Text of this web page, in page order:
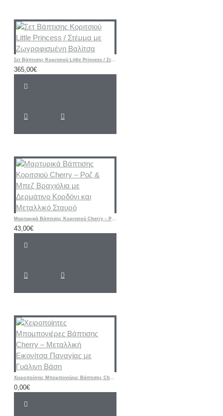
Σετ Βάπτισης Κοριτσιού Little Princess / Στέμμα με Ζωγραφισμένη Βαλίτσα
365,00€
Μαρτυρικά Βάπτισης Κοριτσιού Cherry – Ροζ & Μπεζ Βραχιόλια με Δερμάτινο Κορδόνι και Μεταλλικό Σταυρό
43,00€
Χειροποίητες Μπομπονιέρες Βάπτισης Cherry – Μεταλλική Εικονίτσα Παναγίας με Γυάλινη Βάση
0,00€